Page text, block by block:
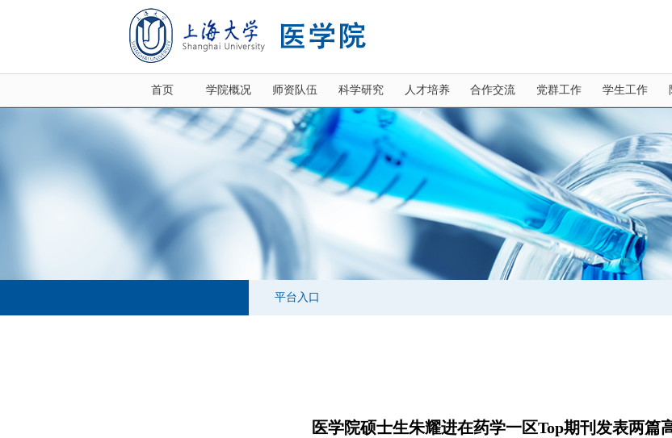
首页 学院概况 师资队伍 科学研究 人才培养 合作交流 党群工作 学生工作
平台入口
医学院硕士生朱耀进在药学一区Top期刊发表两篇